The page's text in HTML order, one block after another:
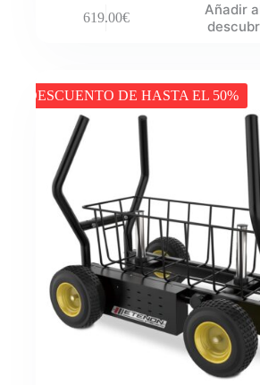
619.00€
Añadir
DESCUENTO DE HASTA EL 50%